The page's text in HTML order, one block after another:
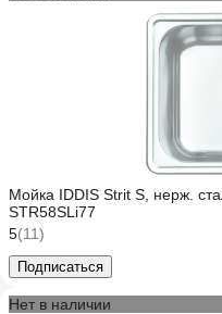
Мойка IDDIS Strit S, нерж.
STR58SLi77
5(11)
Подписаться
Нет в наличии